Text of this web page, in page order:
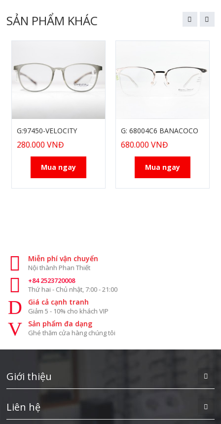
SẢN PHẨM KHÁC
G:97450-VELOCITY
280.000 VNĐ
Mua ngay
G: 68004C6 BANACOCO
680.000 VNĐ
Mua ngay
Miễn phí vận chuyển
Nội thành Phan Thiết
+84 2523720008
Thứ hai - Chủ nhật, 7:00 - 21:00
Giá cả cạnh tranh
Giảm 5 - 10% cho khách VIP
Sản phẩm đa dạng
Ghé thăm cửa hàng chúng tôi
Giới thiệu
Liên hệ